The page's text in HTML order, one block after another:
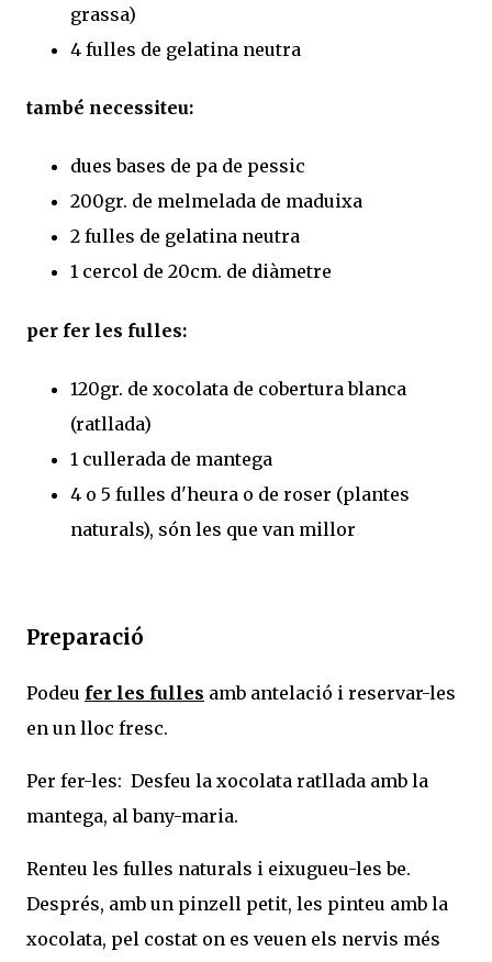
grassa)
4 fulles de gelatina neutra
també necessiteu:
dues bases de pa de pessic
200gr. de melmelada de maduixa
2 fulles de gelatina neutra
1 cercol de 20cm. de diàmetre
per fer les fulles:
120gr. de xocolata de cobertura blanca
(ratllada)
1 cullerada de mantega
4 o 5 fulles d'heura o de roser (plantes
naturals), són les que van millor
Preparació
Podeu fer les fulles amb antelació i reservar-les
en un lloc fresc.
Per fer-les: Desfeu la xocolata ratllada amb la
mantega, al bany-maria.
Renteu les fulles naturals i eixugueu-les be.
Després, amb un pinzell petit, les pinteu amb la
xocolata, pel costat on es veuen els nervis més